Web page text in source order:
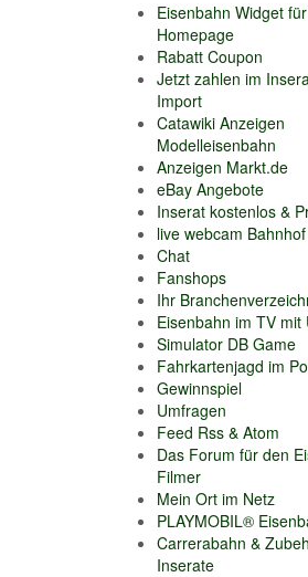
Eisenbahn Widget
Homepage
Rabatt Coupon
Jetzt zahlen im
Import
Catawiki Anzeigen
Modelleisenbahn
Anzeigen Markt.de
eBay Angebote
Inserat kostenlos &
live webcam
Chat
Fanshops
Ihr
Eisenbahn im TV mit
Simulator DB Game
Fahrkartenjagd im
Gewinnspiel
Umfragen
Feed Rss & Atom
Das Forum für den
Filmer
Mein Ort im Netz
PLAYMOBIL®
Carrerabahn &
Inserate